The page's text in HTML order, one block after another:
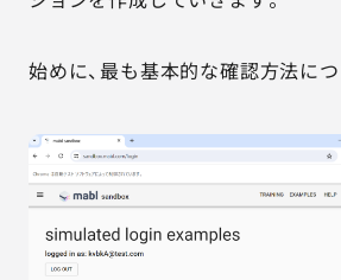
始めに、最も基本的な確認方法に